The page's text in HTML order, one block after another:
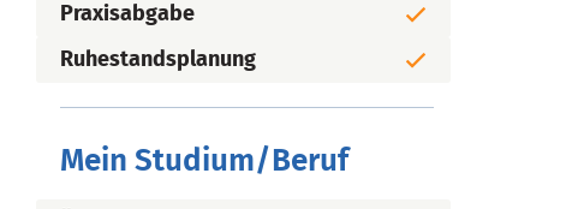
Praxisabgabe
Ruhestandsplanung
Mein Studium/Beruf